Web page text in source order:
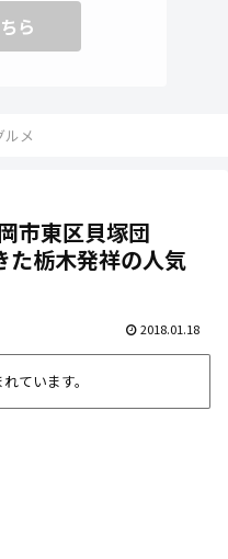
ら
ルメ
市東区貝塚団
た栃木発祥の人気
2018.01.18
ています。